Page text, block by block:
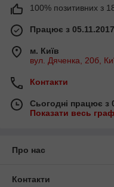
100% позитивних з
Працює з 05.11.2017
м. Київ
вул. Дяченка, 20б,
Контакти
Сьогодні працює з
Показати весь
Про нас
Контакти